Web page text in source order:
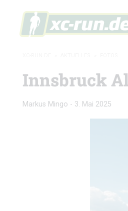
Innsbruck
Markus Mingo - 3. Mai 2025